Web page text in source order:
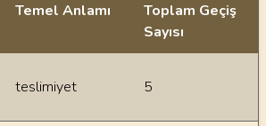
Temel Anlamı
Toplam Geçiş
Sayısı
teslimiyet 5